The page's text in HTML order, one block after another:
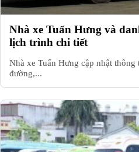
Nhà xe Tuấn Hưng và
lịch trình chi tiết
Nhà xe Tuấn Hưng cập nhật
đường,...